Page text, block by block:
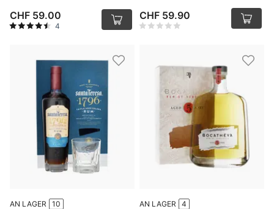
CHF 59.00
4
CHF 59.90
AN LAGER 10 AN LAGER 4